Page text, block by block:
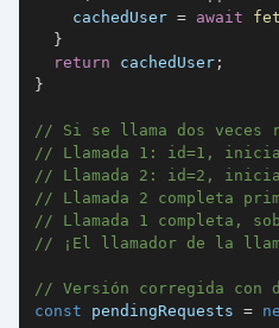
    cachedUser
= await
}
return cachedUser ;
}
// Si se llama dos veces
// Llamada 1: id=1,
// Llamada 2: id=2,
// Llamada 2 completa
// Llamada 1 completa,
// ¡El llamador de la
// Versión corregida con
const pendingRequests =